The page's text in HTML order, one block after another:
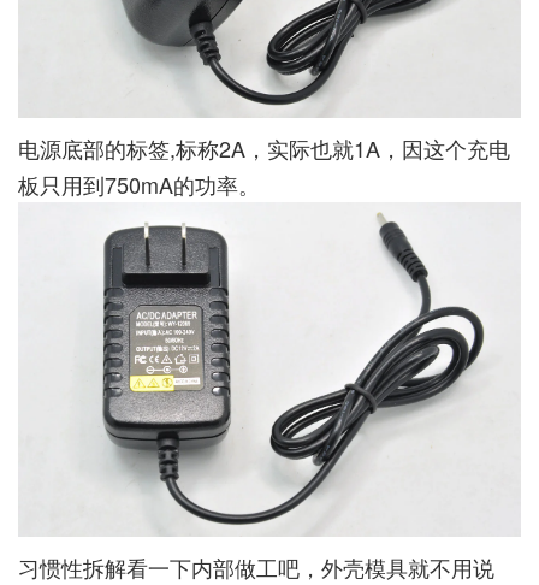
电源底部的标签,标称2A，实际也就1A，因这个充电
板只用到750mA的功率。
习惯性拆解看一下内部做工吧，外壳模具就不用说